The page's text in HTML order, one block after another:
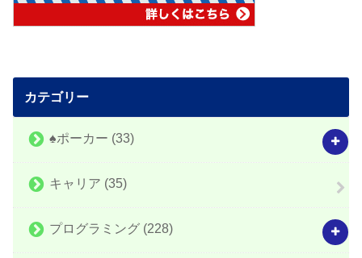
カテゴリー
♠️ポーカー (33)
キャリア (35)
プログラミング (228)